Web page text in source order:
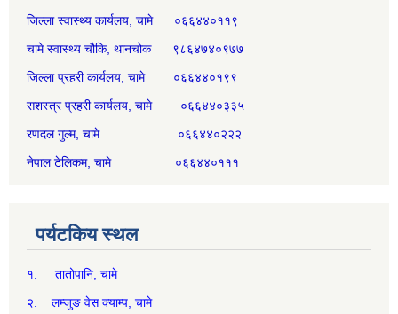
जिल्ला स्वास्थ्य कार्यलय, चामे ०६६४४०११९
चामे स्वास्थ्य चौकि, थानचोक ९८६४७४०९७७
जिल्ला प्रहरी कार्यलय, चामे ०६६४४०१९९
सशस्त्र प्रहरी कार्यलय, चामे ०६६४४०३३५
रणदल गुल्म, चामे ०६६४४०२२२
नेपाल टेलिकम, चामे ०६६४४०१११
पर्यटकिय स्थल
१. तातोपानि, चामे
२. लम्जुङ वेस क्याम्प, चामे